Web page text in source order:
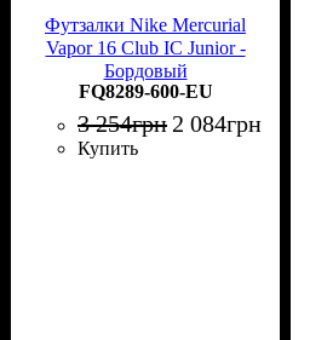
Футзалки Nike Mercurial
Vapor 16 Club IC Junior -
Бордовый
FQ8289-600-EU
3 254грн 2 084грн
Купить